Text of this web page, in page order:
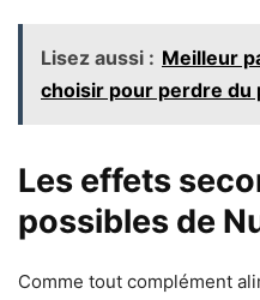
Lisez aussi : Meilleur
choisir pour perdre du
Les effets
possibles de
Comme tout complément